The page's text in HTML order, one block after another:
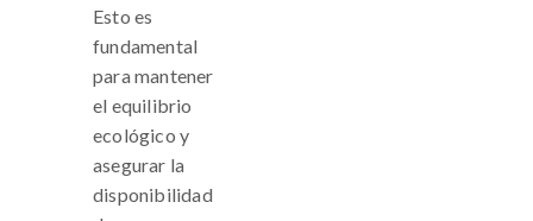
Esto es
fundamental
para mantener
el equilibrio
ecológico y
asegurar la
disponibilidad